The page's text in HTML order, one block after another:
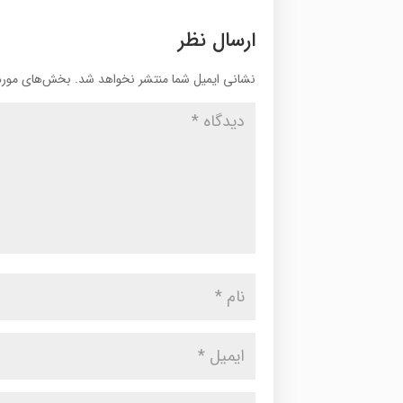
ارسال نظر
نشانی ایمیل شما منتشر نخواهد شد. بخش‌های